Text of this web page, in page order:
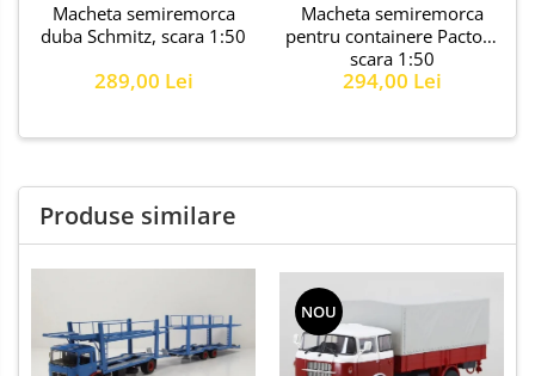
Macheta semiremorca
duba Schmitz, scara 1:50
289,00 Lei
Macheta semiremorca
pentru containere Pacton,
scara 1:50
294,00 Lei
Produse similare
NOU